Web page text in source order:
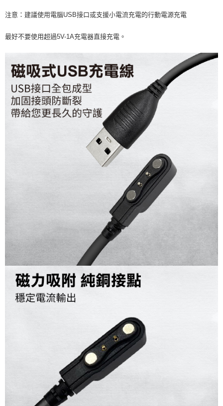
注意：建議使用電腦USB接口或支援小電流充電的行動電源充電
最好不要使用超過5V-1A充電器直接充電。